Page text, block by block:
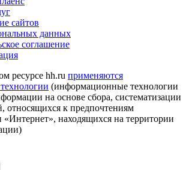
сайтов
данных
соглашение
ресурсе hh.ru применяются
(информационные технологии
на основе сбора, систематизации
относящихся к предпочтениям
«Интернет», находящихся на территории